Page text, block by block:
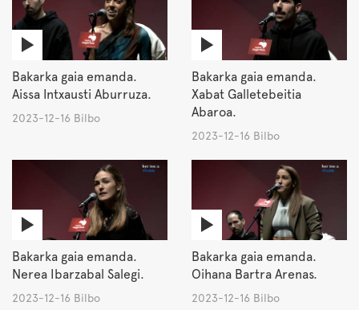
Bakarka gaia emanda.
Aissa Intxausti Aburruza.
2023-12-16 Bilbo
Bakarka gaia emanda.
Xabat Galletebeitia
Abaroa.
2023-12-16 Bilbo
Bakarka gaia emanda.
Nerea Ibarzabal Salegi.
2023-12-16 Bilbo
Bakarka gaia emanda.
Oihana Bartra Arenas.
2023-12-16 Bilbo